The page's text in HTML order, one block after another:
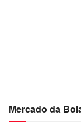
Mercado da